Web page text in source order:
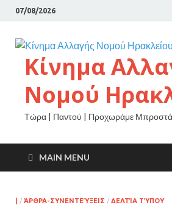
07/08/2026
Κίνημα
Νομού
Τώρα | Παντού | Προχωράμε Μπροστά
MAIN MENU
/ ΆΡΘΡΑ-ΣΥΝΕΝΤΕΎΞΕΙΣ / ΔΕΛΤΊΑ ΤΎΠΟΥ